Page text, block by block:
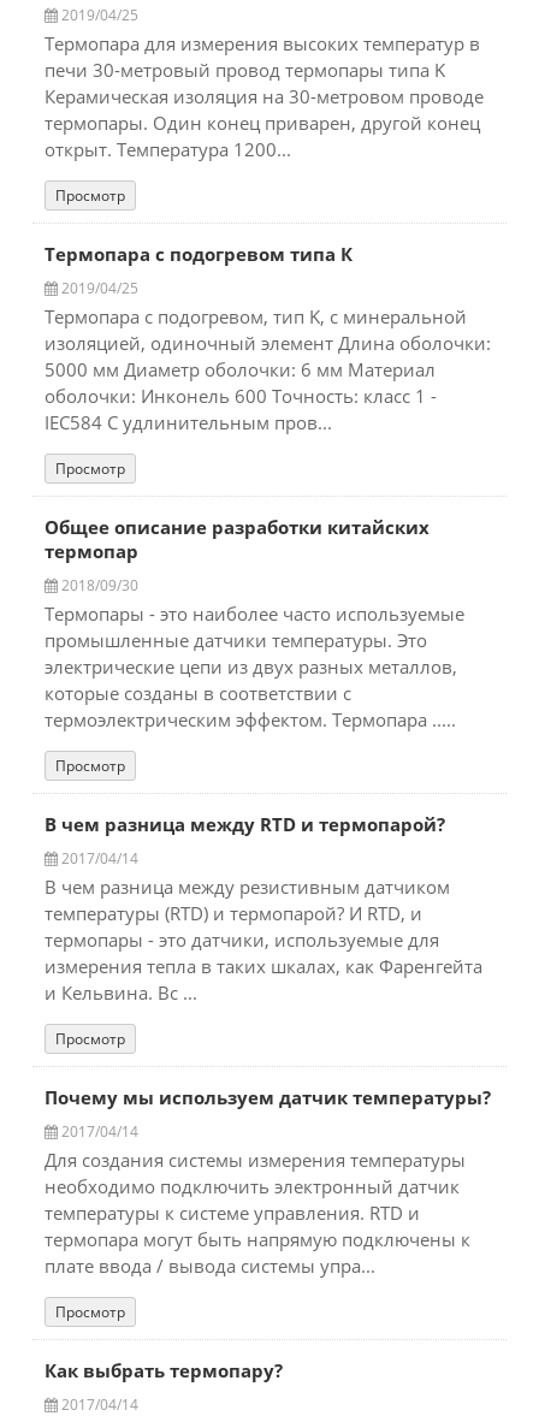
2019/04/25
Термопара для измерения высоких температур в
печи 30-метровый провод термопары типа K
Керамическая изоляция на 30-метровом проводе
термопары. Один конец приварен, другой конец
открыт. Температура 1200...
Просмотр
Термопара с подогревом типа К
2019/04/25
Термопара с подогревом, тип K, с минеральной
изоляцией, одиночный элемент Длина оболочки:
5000 мм Диаметр оболочки: 6 мм Материал
оболочки: Инконель 600 Точность: класс 1 -
IEC584 С удлинительным пров...
Просмотр
Общее описание разработки китайских
термопар
2018/09/30
Термопары - это наиболее часто используемые
промышленные датчики температуры. Это
электрические цепи из двух разных металлов,
которые созданы в соответствии с
термоэлектрическим эффектом. Термопара .....
Просмотр
В чем разница между RTD и термопарой?
2017/04/14
В чем разница между резистивным датчиком
температуры (RTD) и термопарой? И RTD, и
термопары - это датчики, используемые для
измерения тепла в таких шкалах, как Фаренгейта
и Кельвина. Вс ...
Просмотр
Почему мы используем датчик температуры?
2017/04/14
Для создания системы измерения температуры
необходимо подключить электронный датчик
температуры к системе управления. RTD и
термопара могут быть напрямую подключены к
плате ввода / вывода системы упра...
Просмотр
Как выбрать термопару?
2017/04/14